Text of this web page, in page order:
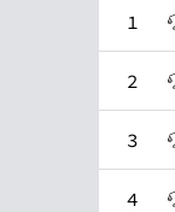
1
2
3
4